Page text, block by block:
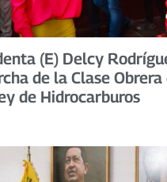
(E) Delcy
de la Clase
de Hidrocarburos